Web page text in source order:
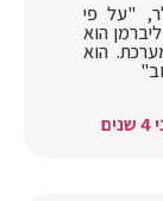
"על פי
הוא
הוא